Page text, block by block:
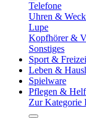
Telefone
Uhren &
Lupe
Kopfhörer &
Sonstiges
Sport &
Leben &
Spielware
Pflegen &
Zur Kategorie